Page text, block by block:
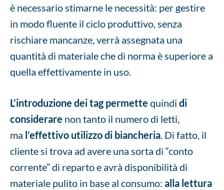
è necessario stimarne le necessità: per gestire
in modo fluente il ciclo produttivo, senza
rischiare mancanze, verrà assegnata una
quantità di materiale che di norma è superiore a
quella effettivamente in uso.
L’introduzione dei tag permette quindi di
considerare non tanto il numero di letti,
ma l’effettivo utilizzo di biancheria. Di fatto, il
cliente si trova ad avere una sorta di “conto
corrente” di reparto e avrà disponibilità di
materiale pulito in base al consumo: alla lettura